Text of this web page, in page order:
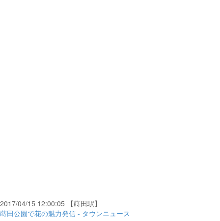
2017/04/15 12:00:05 【蒔田駅】
蒔田公園で花の魅力発信 - タウンニュース